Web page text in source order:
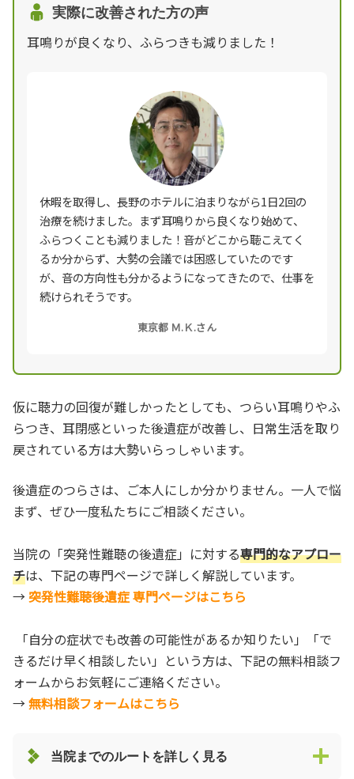
実際に改善された方の声
耳鳴りが良くなり、ふらつきも減りました！
休暇を取得し、長野のホテルに泊まりながら1日2回の
治療を続けました。まず耳鳴りから良くなり始めて、
ふらつくことも減りました！音がどこから聴こえてく
るか分からず、大勢の会議では困惑していたのです
が、音の方向性も分かるようになってきたので、仕事を
続けられそうです。
東京都 Ｍ.Ｋ.さん
仮に聴力の回復が難しかったとしても、つらい耳鳴りやふ
らつき、耳閉感といった後遺症が改善し、日常生活を取り
戻されている方は大勢いらっしゃいます。
後遺症のつらさは、ご本人にしか分かりません。一人で悩
まず、ぜひ一度私たちにご相談ください。
当院の「突発性難聴の後遺症」に対する専門的なアプロー
チは、下記の専門ページで詳しく解説しています。
→突発性難聴後遺症 専門ページはこちら
「自分の症状でも改善の可能性があるか知りたい」「で
きるだけ早く相談したい」という方は、下記の無料相談フ
ォームからお気軽にご連絡ください。
→無料相談フォームはこちら
当院までのルートを詳しく見る